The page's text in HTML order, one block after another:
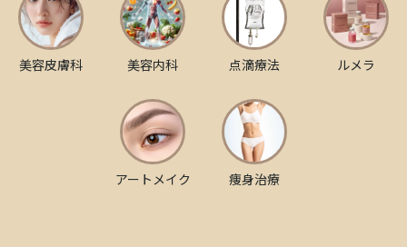
美容皮膚科 美容内科 点滴療法 ルメラ
アートメイク 痩身治療